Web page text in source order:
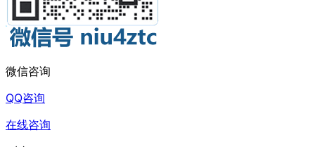
微信咨询
QQ咨询
在线咨询